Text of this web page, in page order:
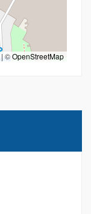
|©OpenStreetMap